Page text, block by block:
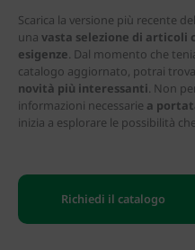
Scarica la versione più recente
una vasta selezione di articoli
esigenze. Dal momento che
catalogo aggiornato, potrai
novità più interessanti. Non
informazioni necessarie a
inizia a esplorare le possibilità
Richiedi il catalogo